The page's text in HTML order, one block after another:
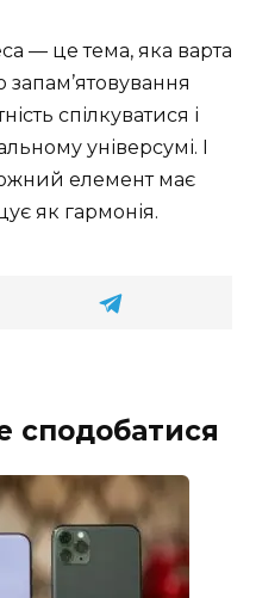
— це тема, яка варта
запам’ятовування
спілкуватися і
універсумі. І
елемент має
як гармонія.
сподобатися